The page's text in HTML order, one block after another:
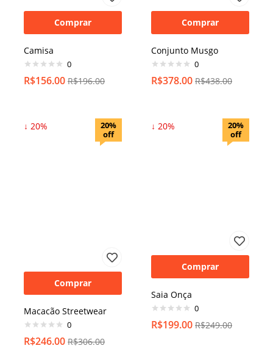
Comprar
Camisa
0
R$156.00 R$196.00
Comprar
Conjunto Musgo
0
R$378.00 R$438.00
20%
off
↓ 20%
Comprar
Macacão Streetwear
0
R$246.00 R$306.00
20%
off
↓ 20%
Comprar
Saia Onça
0
R$199.00 R$249.00